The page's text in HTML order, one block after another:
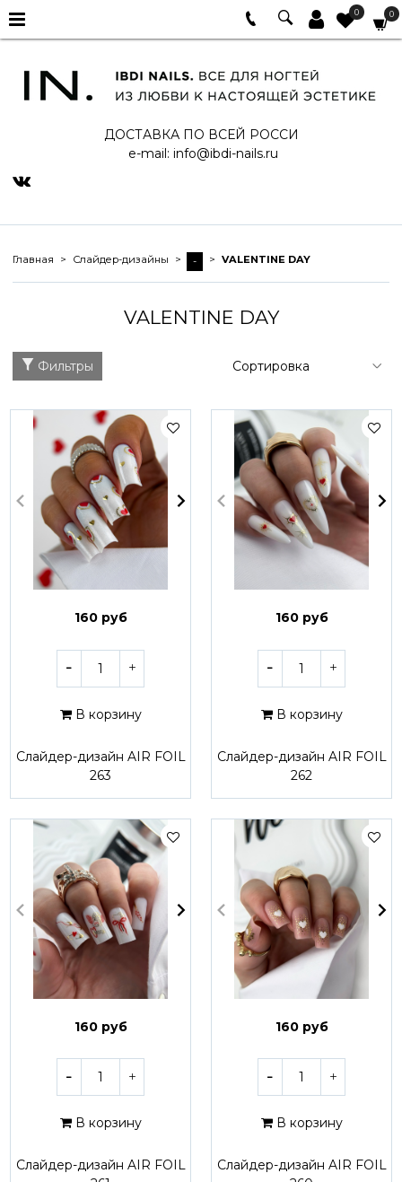
0 0
ДОСТАВКА ПО ВСЕЙ РОССИ
e-mail: info@ibdi-nails.ru
Главная Слайдер-дизайны - VALENTINE DAY
VALENTINE DAY
Фильтры
160 руб
В корзину
Слайдер-дизайн AIR FOIL
263
160 руб
В корзину
Слайдер-дизайн AIR FOIL
262
160 руб
В корзину
Слайдер-дизайн AIR FOIL
160 руб
В корзину
Слайдер-дизайн AIR FOIL